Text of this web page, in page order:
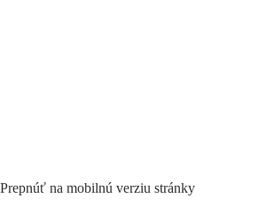
Prepnúť na mobilnú verziu stránky